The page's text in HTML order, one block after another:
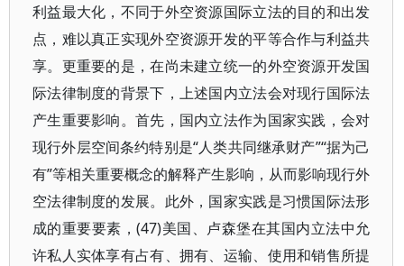
利益最大化，不同于外空资源国际立法的目的和出发
点，难以真正实现外空资源开发的平等合作与利益共
享。更重要的是，在尚未建立统一的外空资源开发国
际法律制度的背景下，上述国内立法会对现行国际法
产生重要影响。首先，国内立法作为国家实践，会对
现行外层空间条约特别是“人类共同继承财产”“据为己
有”等相关重要概念的解释产生影响，从而影响现行外
空法律制度的发展。此外，国家实践是习惯国际法形
成的重要要素，(47)美国、卢森堡在其国内立法中允
许私人实体享有占有、拥有、运输、使用和销售所提